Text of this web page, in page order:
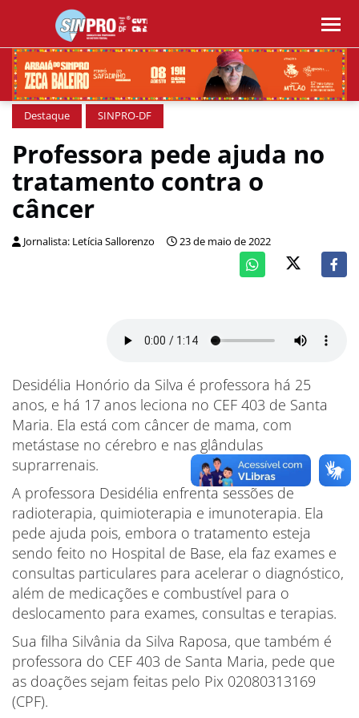
Destaque SINPRO-DF
Professora pede ajuda no
tratamento contra o
câncer
Jornalista: Letícia Sallorenzo 23 de maio de 2022
Desidélia Honório da Silva é professora há 25
anos, e há 17 anos leciona no CEF 403 de Santa
Maria. Ela está com câncer de mama, com
metástase no cérebro e nas glândulas
suprarrenais.
A professora Desidélia enfrenta sessões de
radioterapia, quimioterapia e imunoterapia. Ela
pede ajuda pois, embora o tratamento esteja
sendo feito no Hospital de Base, ela faz exames e
consultas particulares para acelerar o diagnóstico,
além de medicações e combustível para o
deslocamento para exames, consultas e terapias.
Sua filha Silvânia da Silva Raposa, que também é
professora do CEF 403 de Santa Maria, pede que
as doações sejam feitas pelo Pix 02080313169
(CPF).